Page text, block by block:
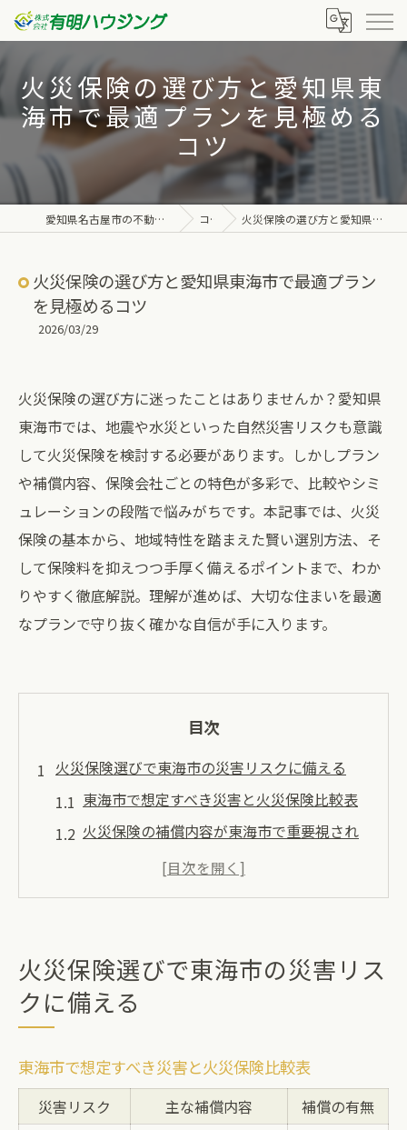
火災保険の選び方と愛知県東
海市で最適プランを見極める
コツ
愛知県名古屋市の不動産なら株式会社有明ハウジング コラム 火災保険の選び方と愛知県東海市で最適プランを見極めるコツ
火災保険の選び方と愛知県東海市で最適プラン
を見極めるコツ
2026/03/29
火災保険の選び方に迷ったことはありませんか？愛知県
東海市では、地震や水災といった自然災害リスクも意識
して火災保険を検討する必要があります。しかしプラン
や補償内容、保険会社ごとの特色が多彩で、比較やシミ
ュレーションの段階で悩みがちです。本記事では、火災
保険の基本から、地域特性を踏まえた賢い選別方法、そ
して保険料を抑えつつ手厚く備えるポイントまで、わか
りやすく徹底解説。理解が進めば、大切な住まいを最適
なプランで守り抜く確かな自信が手に入ります。
目次
火災保険選びで東海市の災害リスクに備える
東海市で想定すべき災害と火災保険比較表
火災保険の補償内容が東海市で重要視され
火災保険で守れる東海市の住まいの安心
愛知県東海市で重視すべき火災保険の特徴
東海市ならではの火災保険選びの着眼点
火災保険の特約活用で自然災害に強くなる
火災保険選びで東海市の災害リス
クに備える
東海市で想定すべき災害と火災保険比較表
災害リスク 主な補償内容 補償の有無